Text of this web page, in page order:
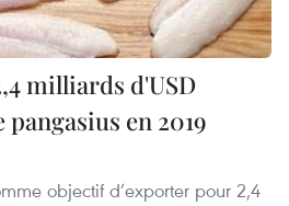
milliards d'USD
en 2019
objectif d’exporter pour 2,4